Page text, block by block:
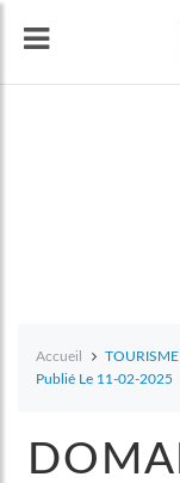
Accueil TOURISME
Publié Le 11-02-2025